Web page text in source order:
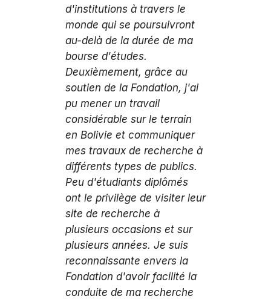
d'institutions à travers le
monde qui se poursuivront
au-delà de la durée de ma
bourse d'études.
Deuxièmement, grâce au
soutien de la Fondation, j'ai
pu mener un travail
considérable sur le terrain
en Bolivie et communiquer
mes travaux de recherche à
différents types de publics.
Peu d'étudiants diplômés
ont le privilège de visiter leur
site de recherche à
plusieurs occasions et sur
plusieurs années. Je suis
reconnaissante envers la
Fondation d'avoir facilité la
conduite de ma recherche